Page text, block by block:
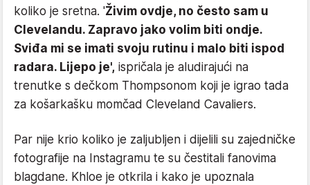
koliko je sretna. 'Živim ovdje, no često sam u
Clevelandu. Zapravo jako volim biti ondje.
Sviđa mi se imati svoju rutinu i malo biti ispod
radara. Lijepo je', ispričala je aludirajući na
trenutke s dečkom Thompsonom koji je igrao tada
za košarkašku momčad Cleveland Cavaliers.
Par nije krio koliko je zaljubljen i dijelili su zajedničke
fotografije na Instagramu te su čestitali fanovima
blagdane. Khloe je otkrila i kako je upoznala